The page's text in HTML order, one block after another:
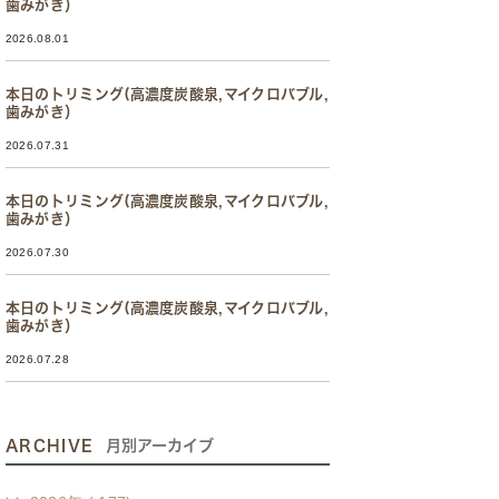
歯みがき）
2026.08.01
本日のトリミング(高濃度炭酸泉,マイクロバブル,
歯みがき）
2026.07.31
本日のトリミング(高濃度炭酸泉,マイクロバブル,
歯みがき）
2026.07.30
本日のトリミング(高濃度炭酸泉,マイクロバブル,
歯みがき）
2026.07.28
ARCHIVE 月別アーカイブ